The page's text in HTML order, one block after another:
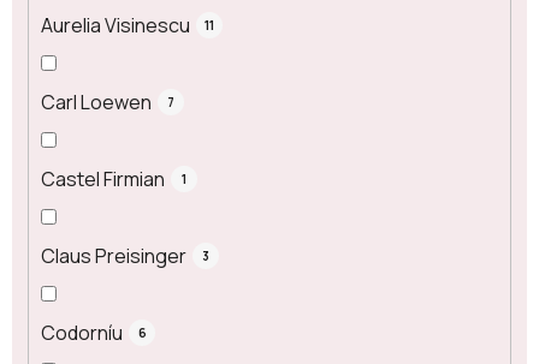
Aurelia Visinescu 11
Carl Loewen 7
Castel Firmian 1
Claus Preisinger 3
Codorníu 6